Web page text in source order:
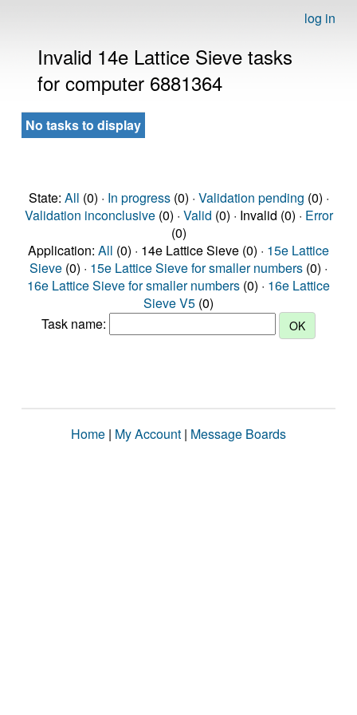
log in
Invalid 14e Lattice Sieve tasks
for computer 6881364
No tasks to display
State: All (0) · In progress(0) · Validation pending (0) ·
Validation inconclusive(0) · Valid (0) · Invalid (0) · Error
(0)
Application: All (0) · 14e Lattice Sieve (0) · 15e Lattice
Sieve (0) · 15e Lattice Sieve for smaller numbers (0) ·
16e Lattice Sieve for smaller numbers (0) · 16e Lattice
Sieve V5 (0)
Task name:
Home | My Account | Message Boards